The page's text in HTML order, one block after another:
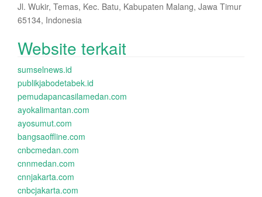
Jl. Wukir, Temas, Kec. Batu, Kabupaten Malang, Jawa Timur
65134, Indonesia
Website terkait
sumselnews.id
publikjabodetabek.id
pemudapancasilamedan.com
ayokalimantan.com
ayosumut.com
bangsaoffline.com
cnbcmedan.com
cnnmedan.com
cnnjakarta.com
cnbcjakarta.com